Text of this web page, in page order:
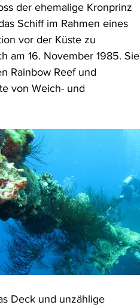
der ehemalige Kronprinz
Schiff im Rahmen eines
vor der Küste zu
am 16. November 1985. Sie
Rainbow Reef und
von Weich- und
Deck und unzählige